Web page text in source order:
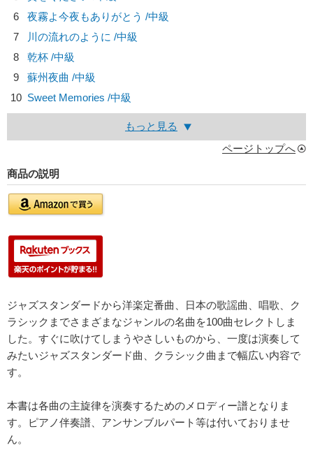
6
夜霧よ今夜もありがとう /中級
7
川の流れのように /中級
8
乾杯 /中級
9
蘇州夜曲 /中級
10 Sweet Memories /中級
もっと見る
ページトップへ
商品の説明
ジャズスタンダードから洋楽定番曲、日本の歌謡曲、唱歌、ク
ラシックまでさまざまなジャンルの名曲を100曲セレクトしま
した。すぐに吹けてしまうやさしいものから、一度は演奏して
みたいジャズスタンダード曲、クラシック曲まで幅広い内容で
す。
本書は各曲の主旋律を演奏するためのメロディー譜となりま
す。ピアノ伴奏譜、アンサンブルパート等は付いておりませ
ん。